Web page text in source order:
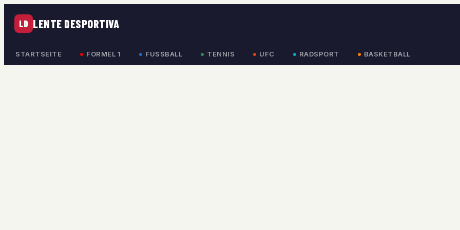
LD LENTE DESPORTIVA
STARTSEITE FORMEL 1 FUSSBALL TENNIS UFC RADSPORT BASKETBALL